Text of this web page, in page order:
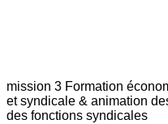
mission 3 Formation
et syndicale & animation
des fonctions syndicales